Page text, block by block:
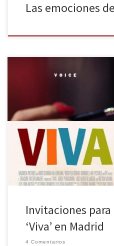
Las emociones de
Nuestra fructífera colaboración
sigue dando su fruto, y como
lo hace a través de regalos para
momento de que les toque algo
estrenos en Barcelona. Esta vez,
Invitaciones
‘Viva’ en Madrid
4 Comentarios